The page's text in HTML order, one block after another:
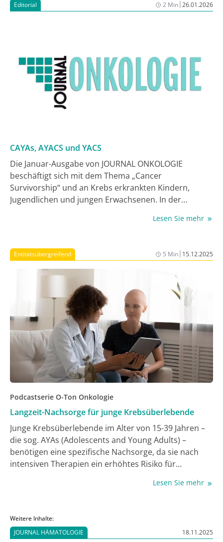
kostensparend.
Editorial 2 Min|26.01.2026
CAYAs, AYACS und YACS
Die Januar-Ausgabe von JOURNAL ONKOLOGIE
beschäftigt sich mit dem Thema „Cancer
Survivorship“ und an Krebs erkrankten Kindern,
Jugendlichen und jungen Erwachsenen. In der
Begriffe verwendet: CAYAs (Children, Adoles­cents and
von 0-39 Jahren. Für die Zeit nach der Behandlung
wurden die Abkürzungen CCS (Childhood Cancer
Survivors), AYACS (Adolescents and Young Adult
Cancer Survivors) und YACS (Young Adult Cancer
Survivors) geprägt – hier stehen die jungen
Überlebenden und ihre spezifischen
Herausforderungen im Umgang mit Therapie-
Nebenwirkungen, Spät- und Langzeitfolgen im Fokus.
Lesen Sie mehr
Entitätsübergreifend 5 Min| 15.12.2025
Podcastserie O-Ton Onkologie
Langzeit-Nachsorge für junge Krebsüberlebende
Junge Krebsüberlebende im Alter von 15-39 Jahren –
die sog. AYAs (Adolescents and Young Adults) –
benötigen eine spezifische Nachsorge, da sie nach
intensiven Therapien ein erhöhtes Risiko für
Fachärztin für Innere Medizin, Hämatologie und
evidenzbasierte Empfehlungen für diese oft
vernachlässigte Patientengruppe vor.
Lesen Sie mehr
Weitere Inhalte:
JOURNAL HÄMATOLOGIE
18.11.2025